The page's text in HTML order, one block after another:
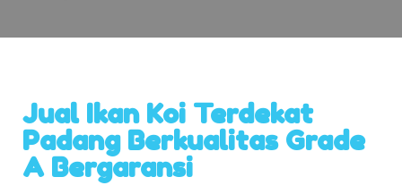
Jual Ikan Koi Terdekat
Padang Berkualitas Grade
A Bergaransi